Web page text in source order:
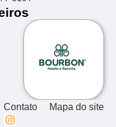
Contato Mapa do site